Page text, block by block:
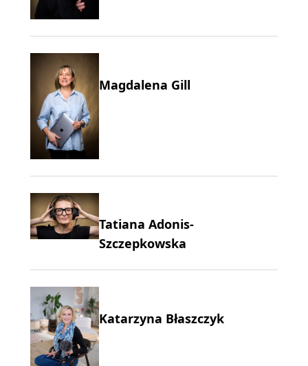
Magdalena Gill
Tatiana Adonis-
Szczepkowska
Katarzyna Błaszczyk